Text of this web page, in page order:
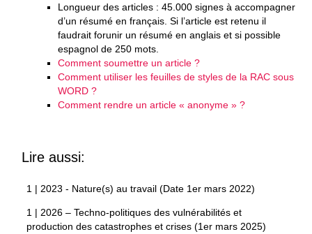
Longueur des articles : 45.000 signes à accompagner
d’un résumé en français. Si l’article est retenu il
faudrait forunir un résumé en anglais et si possible
espagnol de 250 mots.
Comment soumettre un article ?
Comment utiliser les feuilles de styles de la RAC sous
WORD ?
Comment rendre un article « anonyme » ?
Lire aussi:
1 | 2023 - Nature(s) au travail (Date 1er mars 2022)
1 | 2026 – Techno-politiques des vulnérabilités et
production des catastrophes et crises (1er mars 2025)